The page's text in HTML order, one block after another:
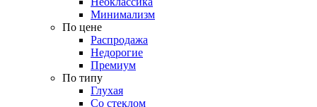
Минимализм
По цене
Распродажа
Недорогие
Премиум
По типу
Глухая
Со стеклом